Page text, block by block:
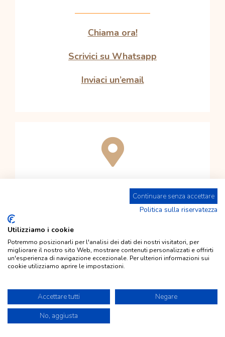
Chiama ora!
Scrivici su Whatsapp
Inviaci un’email
Come raggiungerci
Via Don Luigi Ceccato, 3/a
31010 FONTE (TV)
Avvia il navigatore
Continuare senza accettare
Politica sulla riservatezza
Utilizziamo i cookie
Potremmo posizionarli per l'analisi dei dati dei nostri visitatori, per
migliorare il nostro sito Web, mostrare contenuti personalizzati e offrirti
un'esperienza di navigazione eccezionale. Per ulteriori informazioni sui
cookie utilizziamo aprire le impostazioni.
Accettare tutti
Negare
No, aggiusta